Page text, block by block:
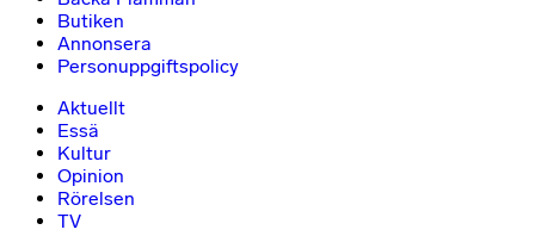
Butiken
Annonsera
Personuppgiftspolicy
Aktuellt
Essä
Kultur
Opinion
Rörelsen
TV